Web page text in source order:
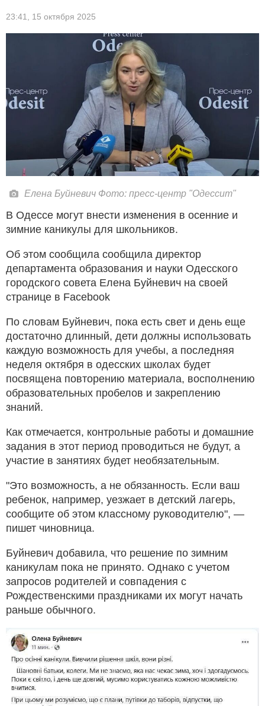
23:41, 15 октября 2025
Елена Буйневич Фото: пресс-центр "Одессит"
В Одессе могут внести изменения в осенние и
зимние каникулы для школьников.
Об этом сообщила сообщила директор
департамента образования и науки Одесского
городского совета Елена Буйневич на своей
странице в Facebook
По словам Буйневич, пока есть свет и день еще
достаточно длинный, дети должны использовать
каждую возможность для учебы, а последняя
неделя октября в одесских школах будет
посвящена повторению материала, восполнению
образовательных пробелов и закреплению
знаний.
Как отмечается, контрольные работы и домашние
задания в этот период проводиться не будут, а
участие в занятиях будет необязательным.
"Это возможность, а не обязанность. Если ваш
ребенок, например, уезжает в детский лагерь,
сообщите об этом классному руководителю", —
пишет чиновница.
Буйневич добавила, что решение по зимним
каникулам пока не принято. Однако с учетом
запросов родителей и совпадения с
Рождественскими праздниками их могут начать
раньше обычного.